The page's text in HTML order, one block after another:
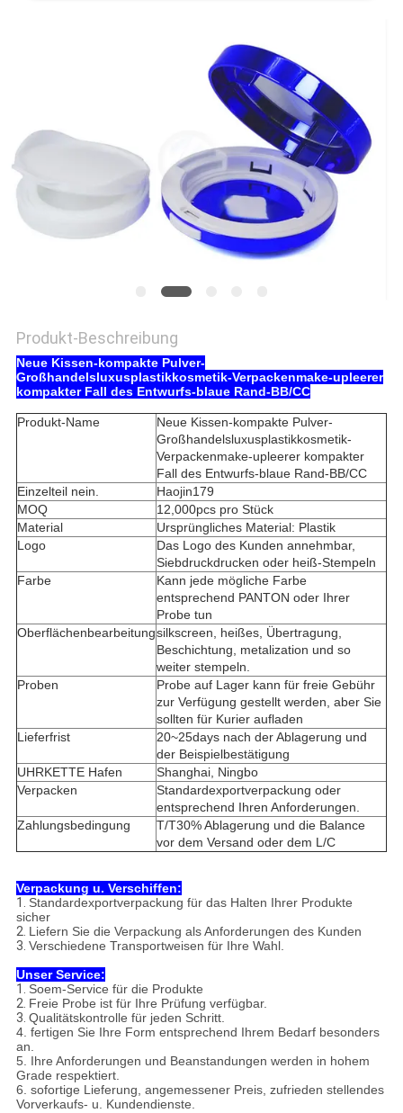
PRIVACY
POLICY
Produkt-Beschreibung
Neue Kissen-kompakte Pulver-
Großhandelsluxusplastikkosmetik-Verpackenmake-upleerer
kompakter Fall des Entwurfs-blaue Rand-BB/CC
Produkt-Name
Neue Kissen-kompakte Pulver-
Großhandelsluxusplastikkosmetik-
Verpackenmake-upleerer kompakter
Fall des Entwurfs-blaue Rand-BB/CC
Einzelteil nein.
Haojin179
MOQ
12,000pcs pro Stück
Material
Ursprüngliches Material: Plastik
Logo
Das Logo des Kunden annehmbar,
Siebdruckdrucken oder heiß-Stempeln
Farbe
Kann jede mögliche Farbe
entsprechend PANTON oder Ihrer
Probe tun
Oberflächenbearbeitungsilkscreen, heißes, Übertragung,
Beschichtung, metalization und so
weiter stempeln.
Proben
Probe auf Lager kann für freie Gebühr
zur Verfügung gestellt werden, aber Sie
sollten für Kurier aufladen
Lieferfrist
20~25days nach der Ablagerung und
der Beispielbestätigung
UHRKETTE Hafen
Shanghai, Ningbo
Verpacken
Standardexportverpackung oder
entsprechend Ihren Anforderungen.
Zahlungsbedingung
T/T30% Ablagerung und die Balance
vor dem Versand oder dem L/C
Verpackung u. Verschiffen:
1. Standardexportverpackung für das Halten Ihrer Produkte
sicher
2. Liefern Sie die Verpackung als Anforderungen des Kunden
3. Verschiedene Transportweisen für Ihre Wahl.
Unser Service:
1. Soem-Service für die Produkte
2. Freie Probe ist für Ihre Prüfung verfügbar.
3. Qualitätskontrolle für jeden Schritt.
4. fertigen Sie Ihre Form entsprechend Ihrem Bedarf besonders
an.
5. Ihre Anforderungen und Beanstandungen werden in hohem
Grade respektiert.
6. sofortige Lieferung, angemessener Preis, zufrieden stellendes
Vorverkaufs- u. Kundendienste.